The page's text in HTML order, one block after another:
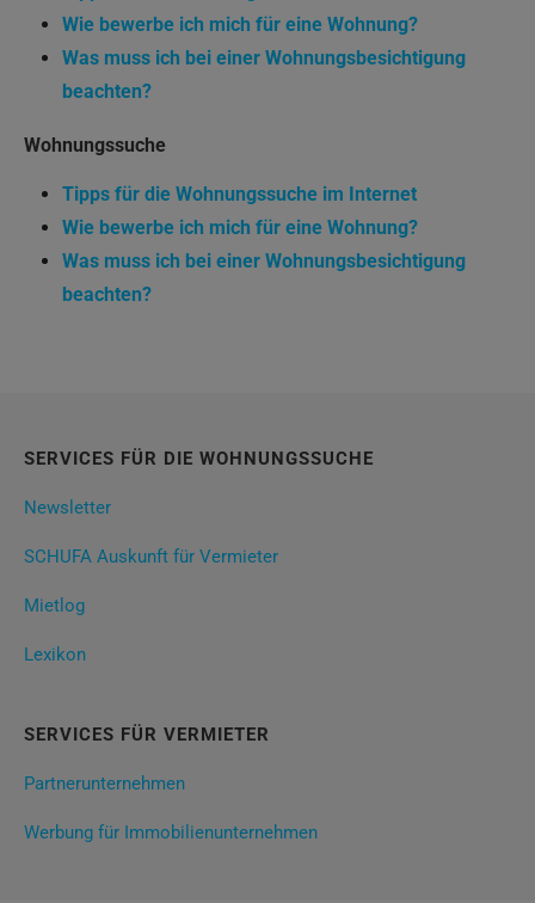
Wie bewerbe ich mich für eine Wohnung?
Was muss ich bei einer Wohnungsbesichtigung
beachten?
Wohnungssuche
Tipps für die Wohnungssuche im Internet
Wie bewerbe ich mich für eine Wohnung?
Was muss ich bei einer Wohnungsbesichtigung
beachten?
SERVICES FÜR DIE WOHNUNGSSUCHE
Newsletter
SCHUFA Auskunft für Vermieter
Mietlog
Lexikon
SERVICES FÜR VERMIETER
Partnerunternehmen
Werbung für Immobilienunternehmen